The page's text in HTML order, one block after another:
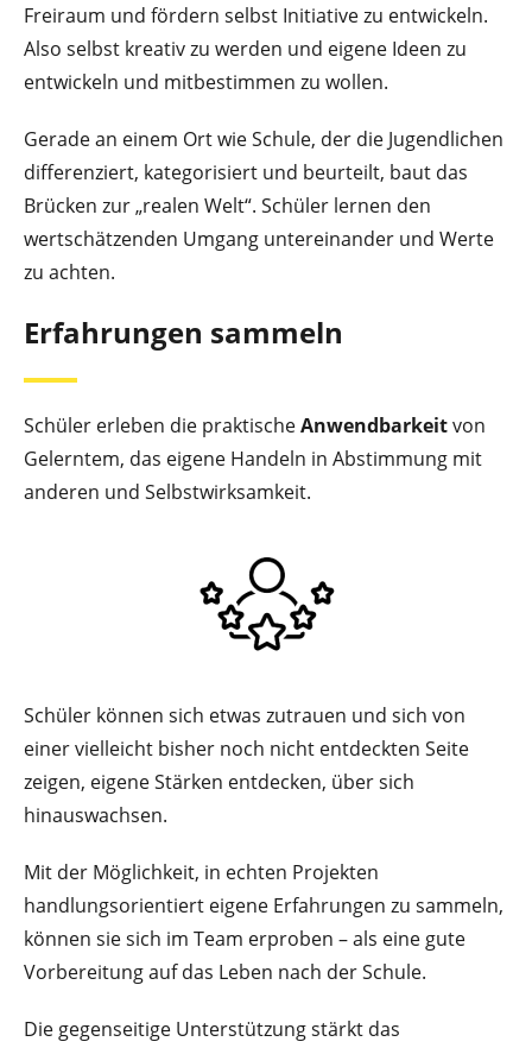
Freiraum und fördern selbst Initiative zu entwickeln.
Also selbst kreativ zu werden und eigene Ideen zu
entwickeln und mitbestimmen zu wollen.
Gerade an einem Ort wie Schule, der die Jugendlichen
differenziert, kategorisiert und beurteilt, baut das
Brücken zur „realen Welt“. Schüler lernen den
wertschätzenden Umgang untereinander und Werte
zu achten.
Erfahrungen sammeln
Schüler erleben die praktischeAnwendbarkeitvon
Gelerntem, das eigene Handeln in Abstimmung mit
anderen und Selbstwirksamkeit.
Schüler können sich etwas zutrauen und sich von
einer vielleicht bisher noch nicht entdeckten Seite
zeigen, eigene Stärken entdecken, über sich
hinauswachsen.
Mit der Möglichkeit, in echten Projekten
handlungsorientiert eigene Erfahrungen zu sammeln,
können sie sich im Team erproben – als eine gute
Vorbereitung auf das Leben nach der Schule.
Die gegenseitige Unterstützung stärkt das